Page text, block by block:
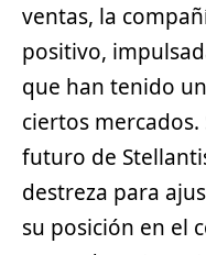
ventas, la
positivo,
que han tenido
ciertos
futuro de
destreza para
su posición en el